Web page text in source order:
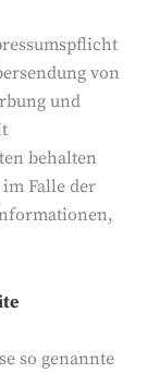
von
und
behalten
Falle der
so genannte